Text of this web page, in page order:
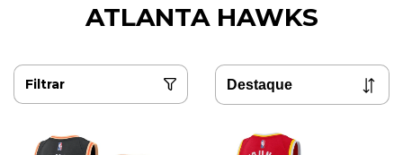
ATLANTA HAWKS
Filtrar